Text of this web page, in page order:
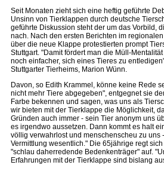
Seit Monaten zieht sich eine heftig geführte
Unsinn von Tierklappen durch deutsche
geführte Diskussion steht der um das Vorbild,
nach. Nach den ersten Berichten im
über die neue Klappe protestierten prompt
Stuttgart. "Damit fördert man die Müll-
noch einfacher, sich eines Tieres zu
Stuttgarter Tierheims, Marion Wünn.
Davon, so Edith Krammel, könne keine Rede
nicht mehr Tiere abgegeben", entgegnet sie
Farbe bekennen und sagen, was uns als
wir bieten mit der Tierklappe die Möglichkeit,
Gründen auch immer - sein Tier anonym uns
es irgendwo aussetzen. Dann kommt es halt
völlig verwahrlost und menschenscheu zu uns
Vermittlung wesentlich." Die 65jährige regt
"schlau daherredende Bedenkenträger" auf.
Erfahrungen mit der Tierklappe sind bislang